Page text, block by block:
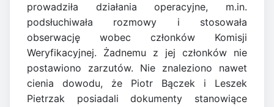
prowadziła działania operacyjne, m.in.
podsłuchiwała rozmowy i stosowała
obserwację wobec członków Komisji
Weryfikacyjnej. Żadnemu z jej członków nie
postawiono zarzutów. Nie znaleziono nawet
cienia dowodu, że Piotr Bączek i Leszek
Pietrzak posiadali dokumenty stanowiące